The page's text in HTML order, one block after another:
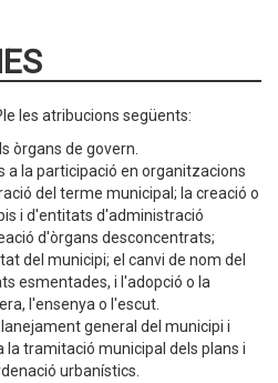
les atribucions següents:
òrgans de govern.
a la participació en organitzacions
del terme municipal; la creació o
i d'entitats d'administració
d'òrgans desconcentrats;
del municipi; el canvi de nom del
esmentades, i l'adopció o la
l'ensenya o l'escut.
general del municipi i
la tramitació municipal dels plans i
urbanístics.